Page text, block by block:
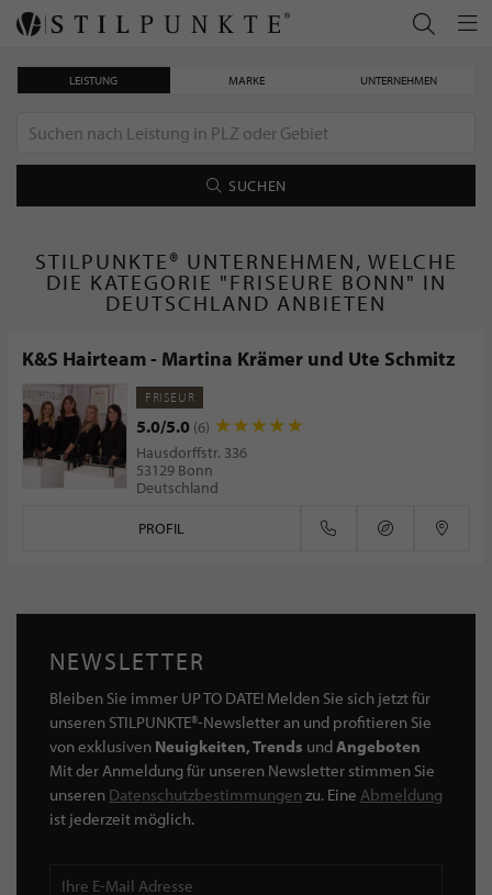
LEISTUNG MARKE UNTERNEHMEN
SUCHEN
STILPUNKTE® UNTERNEHMEN, WELCHE
DIE KATEGORIE "FRISEURE BONN" IN
DEUTSCHLAND ANBIETEN
K&S Hairteam - Martina Krämer und Ute Schmitz
FRISEUR
5.0/5.0 (6)
Hausdorffstr. 336
53129 Bonn
Deutschland
PROFIL
NEWSLETTER
Bleiben Sie immer UP TO DATE! Melden Sie sich jetzt für
unseren STILPUNKTE®-Newsletter an und profitieren Sie
von exklusiven Neuigkeiten, Trends undAngeboten
Mit der Anmeldung für unseren Newsletter stimmen Sie
unseren Datenschutzbestimmungen zu. Eine Abmeldung
ist jederzeit möglich.